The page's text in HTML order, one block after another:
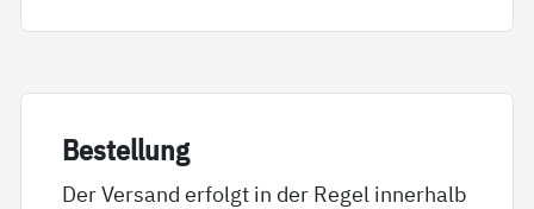
Be­stel­lung
Der Versand erfolgt in der Regel innerhalb